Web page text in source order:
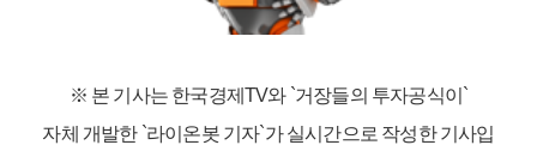
※ 본 기사는 한국경제TV와 `거장들의 투자공식이`
자체 개발한 `라이온봇 기자`가 실시간으로 작성한 기사입